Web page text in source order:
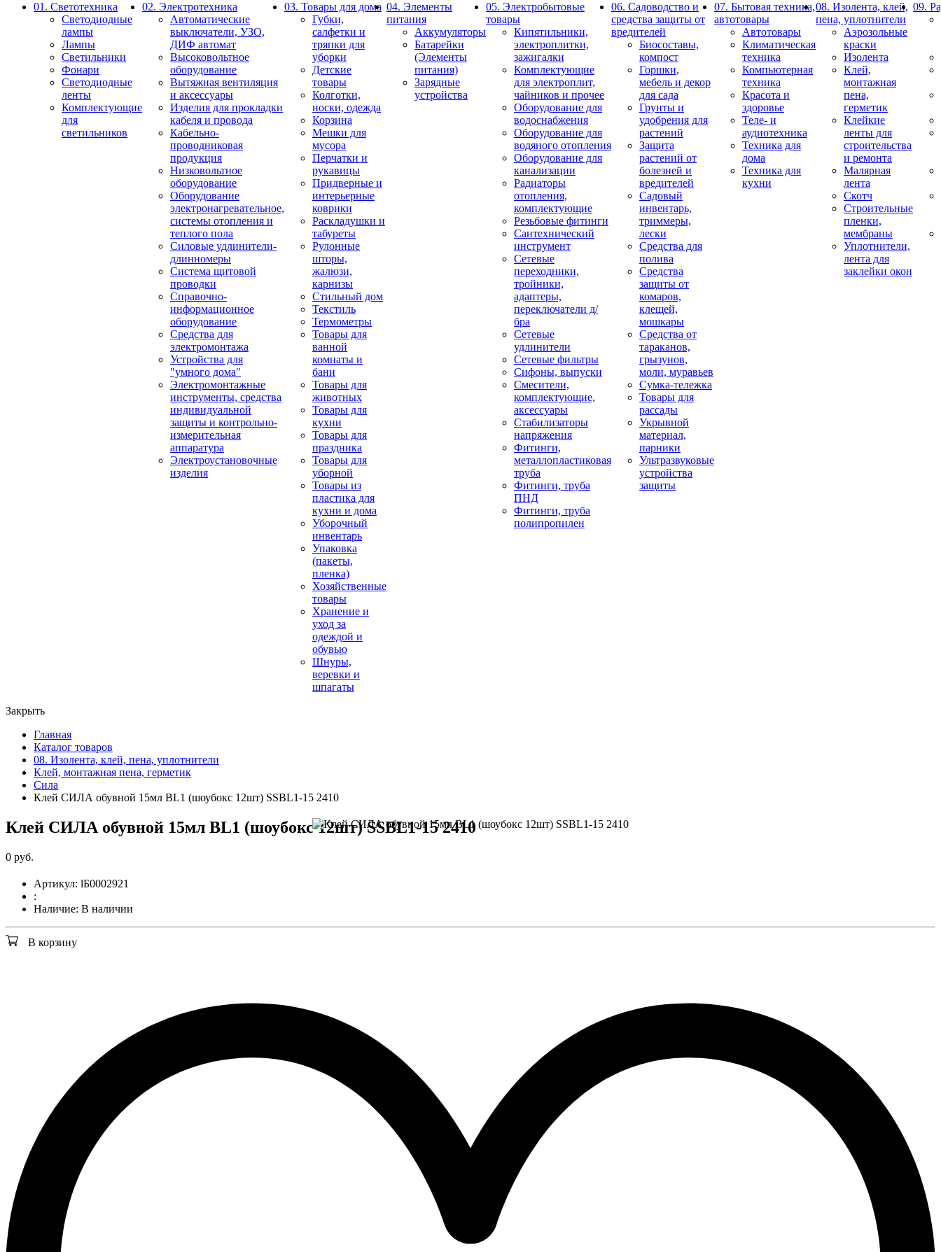
01. Светотехника
Светодиодные
лампы
Лампы
Светильники
Фонари
Светодиодные
ленты
Комплектующие
для
светильников
02. Электротехника
Автоматические
выключатели, УЗО,
ДИФ автомат
Высоковольтное
оборудование
Вытяжная вентиляция
и аксессуары
Изделия для прокладки
кабеля и провода
Кабельно-
проводниковая
продукция
Низковольтное
оборудование
Оборудование
электронагревательное,
системы отопления и
теплого пола
Силовые удлинители-
длинномеры
Система щитовой
проводки
Справочно-
информационное
оборудование
Средства для
электромонтажа
Устройства для
"умного дома"
Электромонтажные
инструменты, средства
индивидуальной
защиты и контрольно-
измерительная
аппаратура
Электроустановочные
изделия
03. Товары для дома
Губки,
салфетки и
тряпки для
уборки
Детские
товары
Колготки,
носки, одежда
Корзина
Мешки для
мусора
Перчатки и
рукавицы
Придверные и
интерьерные
коврики
Раскладушки и
табуреты
Рулонные
шторы,
жалюзи,
карнизы
Стильный дом
Текстиль
Термометры
Товары для
ванной
комнаты и
бани
Товары для
животных
Товары для
кухни
Товары для
праздника
Товары для
уборной
Товары из
пластика для
кухни и дома
Уборочный
инвентарь
Упаковка
(пакеты,
пленка)
Хозяйственные
товары
Хранение и
уход за
одеждой и
обувью
Шнуры,
веревки и
шпагаты
04. Элементы
питания
Аккумуляторы
Батарейки
(Элементы
питания)
Зарядные
устройства
05. Электробытовые
товары
Кипятильники,
электроплитки,
зажигалки
Комплектующие
для электроплит,
чайников и прочее
Оборудование для
водоснабжения
Оборудование для
водяного отопления
Оборудование для
канализации
Радиаторы
отопления,
комплектующие
Резьбовые фитинги
Сантехнический
инструмент
Сетевые
переходники,
тройники,
адаптеры,
переключатели д/
бра
Сетевые
удлинители
Сетевые фильтры
Сифоны, выпуски
Смесители,
комплектующие,
аксессуары
Стабилизаторы
напряжения
Фитинги,
металлопластиковая
труба
Фитинги, труба
ПНД
Фитинги, труба
полипропилен
06. Садоводство и
средства защиты от
вредителей
Биосоставы,
компост
Горшки,
мебель и декор
для сада
Грунты и
удобрения для
растений
Защита
растений от
болезней и
вредителей
Садовый
инвентарь,
триммеры,
лески
Средства для
полива
Средства
защиты от
комаров,
клещей,
мошкары
Средства от
тараканов,
грызунов,
моли, муравьев
Сумка-тележка
Товары для
рассады
Укрывной
материал,
парники
Ультразвуковые
устройства
защиты
07. Бытовая техника,
автотовары
Автотовары
Климатическая
техника
Компьютерная
техника
Красота и
здоровье
Теле- и
аудиотехника
Техника для
дома
Техника для
кухни
08. Изолента, клей,
пена, уплотнители
Аэрозольные
краски
Изолента
Клей,
монтажная
пена,
герметик
Клейкие
ленты для
строительства
и ремонта
Малярная
лента
Скотч
Строительные
пленки,
мембраны
Уплотнители,
лента для
заклейки окон
09.
Закрыть
Главная
Каталог товаров
08. Изолента, клей, пена, уплотнители
Клей, монтажная пена, герметик
Сила
Клей СИЛА обувной 15мл BL1 (шоубокс 12шт) SSBL1-15 2410
Клей СИЛА обувной 15мл BL1 (шоубокс 12шт) SSBL1-15 2410
0 руб.
Артикул: lБ0002921
:
Наличие: В наличии
В корзину